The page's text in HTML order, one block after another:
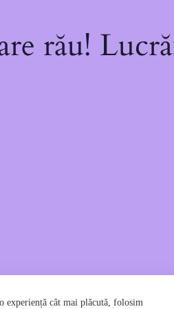
experiență cât mai plăcută, folosim
rău!